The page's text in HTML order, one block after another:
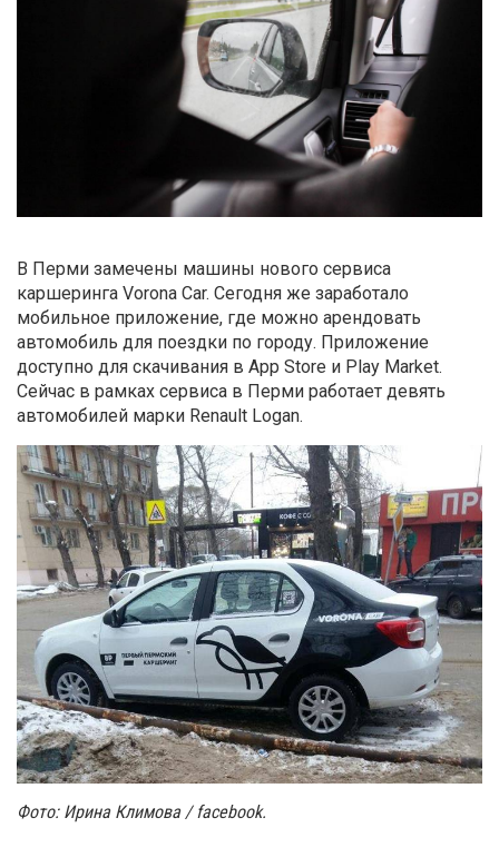
В Перми замечены машины нового сервиса
каршеринга Vorona Car. Сегодня же заработало
мобильное приложение, где можно арендовать
автомобиль для поездки по городу. Приложение
доступно для скачивания в App Store и Play Market.
Сейчас в рамках сервиса в Перми работает девять
автомобилей марки Renault Logan.
Фото: Ирина Климова / facebook.